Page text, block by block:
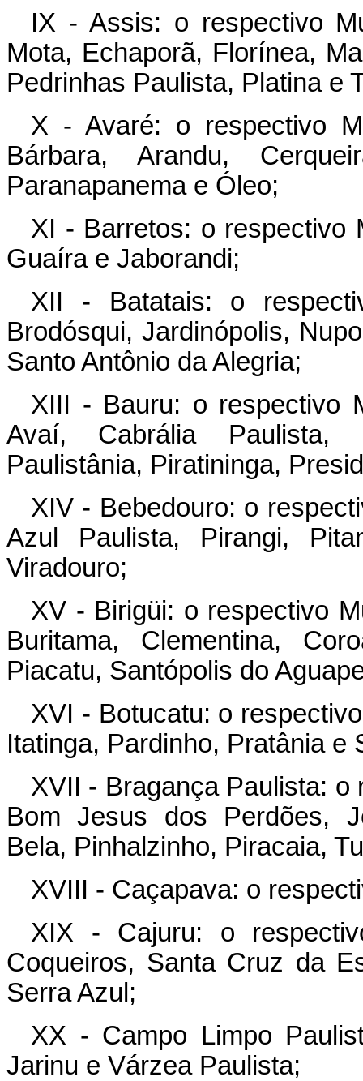
IX - Assis: o respectivo
Mota, Echaporã, Florínea,
Pedrinhas Paulista, Platina e
X - Avaré: o respectivo
Bárbara, Arandu,
Paranapanema e Óleo;
XI - Barretos: o respectivo
Guaíra e Jaborandi;
XII - Batatais: o
Brodósqui, Jardinópolis,
Santo Antônio da Alegria;
XIII - Bauru: o respectivo
Avaí, Cabrália Paulista,
Paulistânia, Piratininga,
XIV - Bebedouro: o
Azul Paulista, Pirangi,
Viradouro;
XV - Birigüi: o respectivo
Buritama, Clementina,
Piacatu, Santópolis do
XVI - Botucatu: o
Itatinga, Pardinho, Pratânia e
XVII - Bragança Paulista: o
Bom Jesus dos Perdões,
Bela, Pinhalzinho, Piracaia,
XVIII - Caçapava: o
XIX - Cajuru: o
Coqueiros, Santa Cruz da
Serra Azul;
XX - Campo Limpo
Jarinu e Várzea Paulista;